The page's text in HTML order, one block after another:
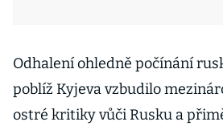
Odhalení ohledně počínání
poblíž Kyjeva vzbudilo
ostré kritiky vůči Rusku a